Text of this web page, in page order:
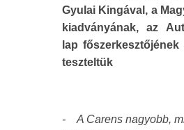
Gyulai Kingával, a
kiadványának, az
lap főszerkesztőjének
teszteltük
- A Carens nagyobb,